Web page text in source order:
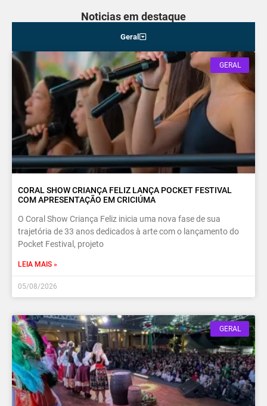
Noticias em destaque
Geral
GERAL
CORAL SHOW CRIANÇA FELIZ LANÇA POCKET FESTIVAL
COM APRESENTAÇÃO EM CRICIÚMA
O Coral Show Criança Feliz inicia uma nova fase de sua
trajetória de 33 anos dedicados à arte com o lançamento do
Pocket Festival, projeto
LEIA MAIS »
05/08/2026
GERAL